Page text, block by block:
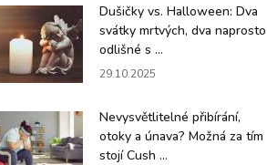
Dušičky vs. Halloween: Dva
svátky mrtvých, dva naprosto
odlišné s ...
29.10.2025
Nevysvětlitelné přibírání,
otoky a únava? Možná za tím
stojí Cush ...